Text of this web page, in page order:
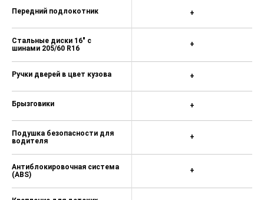
Передний подлокотник
Стальные диски 16" с
шинами 205/60 R16
Ручки дверей в цвет кузова
Брызговики
Подушка безопасности для
водителя
Антиблокировочная система
(ABS)
+
+
+
+
+
+